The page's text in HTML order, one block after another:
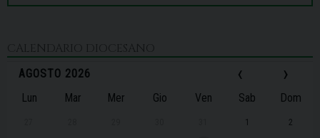
CALENDARIO DIOCESANO
‹
AGOSTO 2026 ›
Lun Mar Mer Gio Ven Sab Dom
1 2